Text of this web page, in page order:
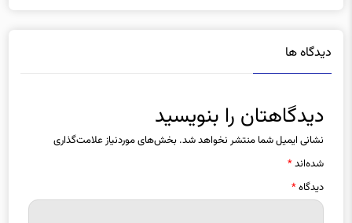
دیدگاه ها
دیدگاهتان را بنویسید
نشانی ایمیل شما منتشر نخواهد شد. بخش‌های موردنیاز علامت‌گذاری
شده‌اند*
دیدگاه*